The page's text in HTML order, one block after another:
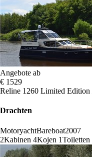
Angebote ab
€ 1529
Reline 1260 Limited Edition
Drachten
MotoryachtBareboat2007
2Kabinen 4Kojen 1Toiletten